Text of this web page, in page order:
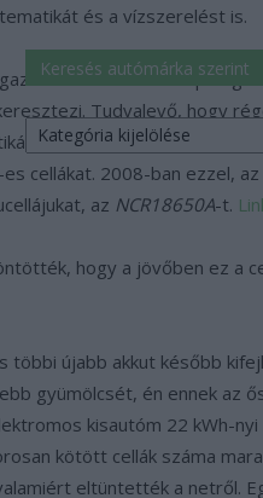
és a vízszerelést is.
adatokkal! A forrás pedig
Tudvalevő, hogy
értettek, az
cellákat. 2008-ban ezzel, az
az NCR18650A-t.
hogy a jövőben ez a
többi újabb akkut később
gyümölcsét, én ennek az
kisautóm 22 kWh-nyi
kötött cellák száma
eltüntették a netről.
Keresés autómárka szerint
Keresés
autómárka
szerint